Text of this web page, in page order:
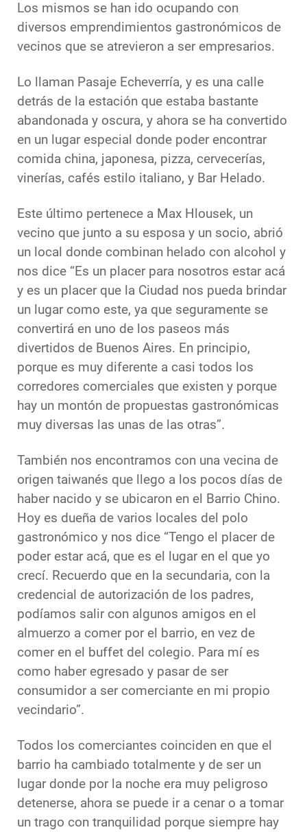
Los mismos se han ido ocupando con
diversos emprendimientos gastronómicos de
vecinos que se atrevieron a ser empresarios.
Lo llaman Pasaje Echeverría, y es una calle
detrás de la estación que estaba bastante
abandonada y oscura, y ahora se ha convertido
en un lugar especial donde poder encontrar
comida china, japonesa, pizza, cervecerías,
vinerías, cafés estilo italiano, y Bar Helado.
Este último pertenece a Max Hlousek, un
vecino que junto a su esposa y un socio, abrió
un local donde combinan helado con alcohol y
nos dice “Es un placer para nosotros estar acá
y es un placer que la Ciudad nos pueda brindar
un lugar como este, ya que seguramente se
convertirá en uno de los paseos más
divertidos de Buenos Aires. En principio,
porque es muy diferente a casi todos los
corredores comerciales que existen y porque
hay un montón de propuestas gastronómicas
muy diversas las unas de las otras”.
También nos encontramos con una vecina de
origen taiwanés que llego a los pocos días de
haber nacido y se ubicaron en el Barrio Chino.
Hoy es dueña de varios locales del polo
gastronómico y nos dice “Tengo el placer de
poder estar acá, que es el lugar en el que yo
crecí. Recuerdo que en la secundaria, con la
credencial de autorización de los padres,
podíamos salir con algunos amigos en el
almuerzo a comer por el barrio, en vez de
comer en el buffet del colegio. Para mí es
como haber egresado y pasar de ser
consumidor a ser comerciante en mi propio
vecindario”.
Todos los comerciantes coinciden en que el
barrio ha cambiado totalmente y de ser un
lugar donde por la noche era muy peligroso
detenerse, ahora se puede ir a cenar o a tomar
un trago con tranquilidad porque siempre hay